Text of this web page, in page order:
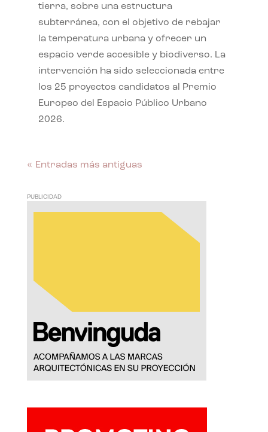
tierra, sobre una estructura
subterránea, con el objetivo de rebajar
la temperatura urbana y ofrecer un
espacio verde accesible y biodiverso. La
intervención ha sido seleccionada entre
los 25 proyectos candidatos al Premio
Europeo del Espacio Público Urbano
2026.
« Entradas más antiguas
PUBLICIDAD